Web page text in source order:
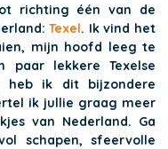
richting één van de
Texel. Ik vind het
mijn hoofd leeg te
lekkere Texelse
heb ik dit bijzondere
ik jullie graag meer
van Nederland. Ga
schapen, sfeervolle